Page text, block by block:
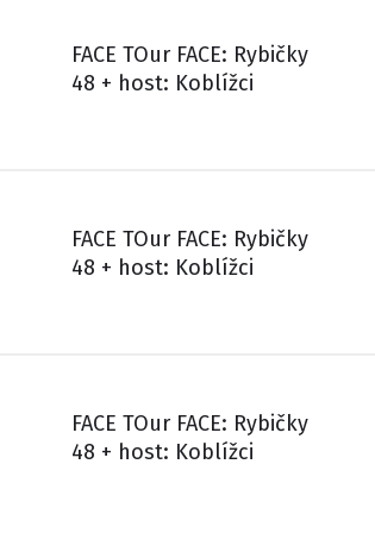
FACE TOur FACE: Rybičky
48 + host: Koblížci
FACE TOur FACE: Rybičky
48 + host: Koblížci
FACE TOur FACE: Rybičky
48 + host: Koblížci